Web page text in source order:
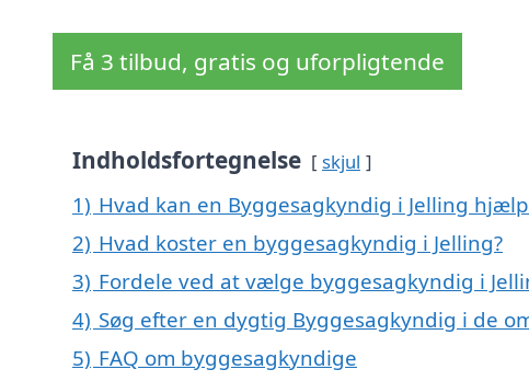
Få 3 tilbud, gratis og uforpligtende
Indholdsfortegnelse skjul
1) Hvad kan en Byggesagkyndig i Jelling
2) Hvad koster en byggesagkyndig i Jelling?
3) Fordele ved at vælge byggesagkyndig i
4) Søg efter en dygtig Byggesagkyndig i de
5) FAQ om byggesagkyndige